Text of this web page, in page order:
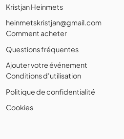
Kristjan Heinmets
heinmetskristjan@gmail.com
Comment acheter
Questions fréquentes
Ajouter votre événement
Conditions d'utilisation
Politique de confidentialité
Cookies